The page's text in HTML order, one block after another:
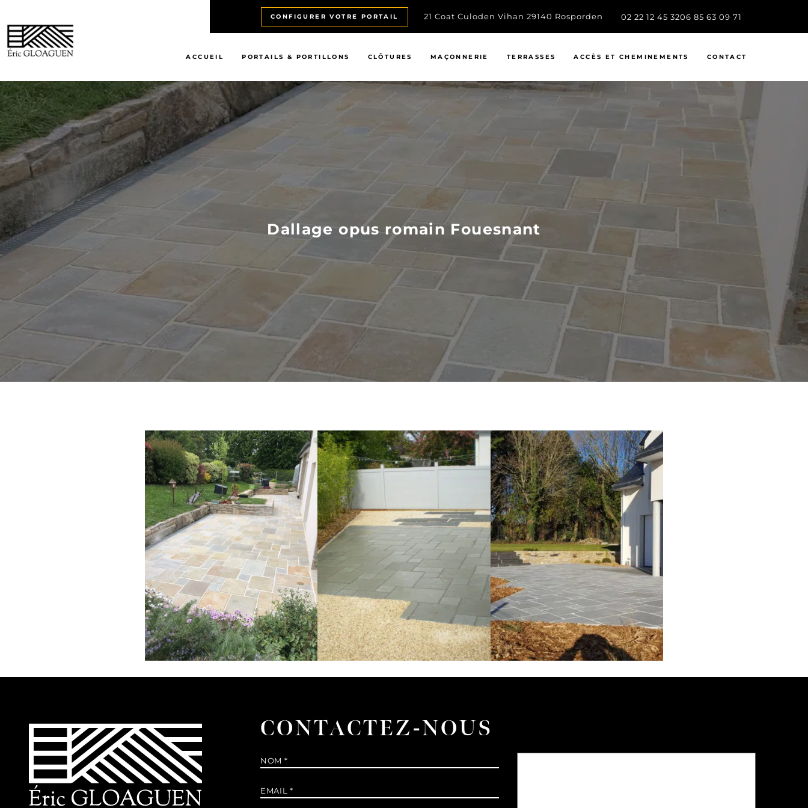
CONFIGURER VOTRE PORTAIL 21 Coat Culoden Vihan 29140 Rosporden 02 22 12 45 3206 85 63 09 71
ACCUEIL PORTAILS & PORTILLONS CLÔTURES MAÇONNERIE TERRASSES ACCÈS ET CHEMINEMENTS CONTACT
Dallage opus romain Fouesnant
CONTACTEZ-NOUS
Nom *
E-
mail *